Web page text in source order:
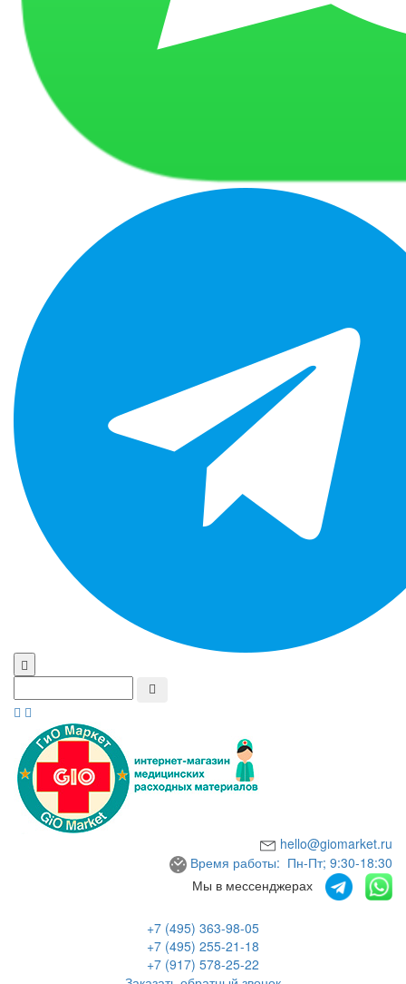
hello@giomarket.ru
Время работы: Пн-Пт; 9:30-18:30
Мы в мессенджерах
+7 (495) 363-98-05
+7 (495) 255-21-18
+7 (917) 578-25-22